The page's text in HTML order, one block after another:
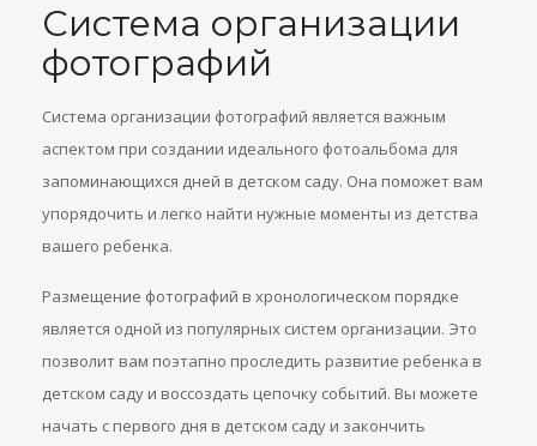
Система организации
фотографий
Система организации фотографий является важным
аспектом при создании идеального фотоальбома для
запоминающихся дней в детском саду. Она поможет вам
упорядочить и легко найти нужные моменты из детства
вашего ребенка.
Размещение фотографий в хронологическом порядке
является одной из популярных систем организации. Это
позволит вам поэтапно проследить развитие ребенка в
детском саду и воссоздать цепочку событий. Вы можете
начать с первого дня в детском саду и закончить